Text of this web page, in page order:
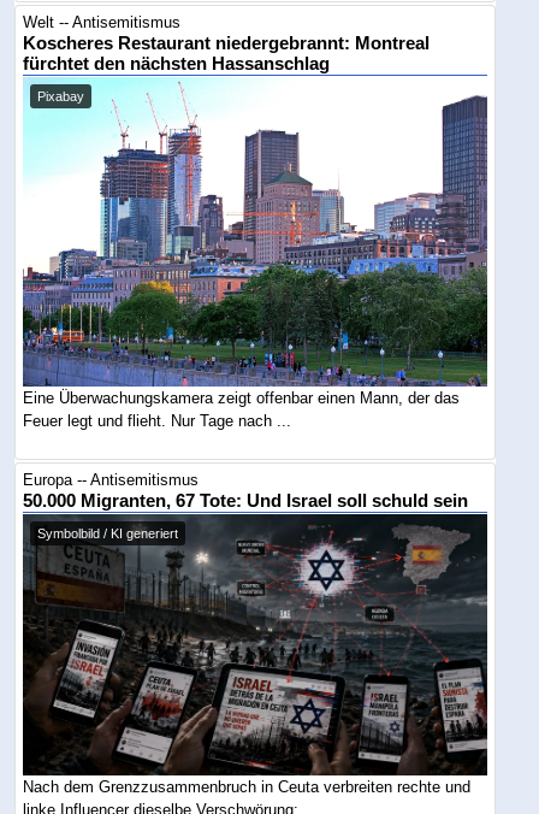
Welt -- Antisemitismus
Koscheres Restaurant niedergebrannt: Montreal
fürchtet den nächsten Hassanschlag
Pixabay
Eine Überwachungskamera zeigt offenbar einen Mann, der das
Feuer legt und flieht. Nur Tage nach ...
Europa -- Antisemitismus
50.000 Migranten, 67 Tote: Und Israel soll schuld sein
Symbolbild / KI generiert
Nach dem Grenzzusammenbruch in Ceuta verbreiten rechte und
linke Influencer dieselbe Verschwörung: ...